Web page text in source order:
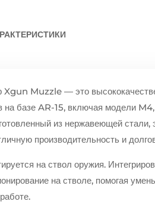
Xgun Muzzle — это
на базе AR-15, включая модели
из нержавеющей стали,
производительность и
на ствол оружия.
на стволе, помогая